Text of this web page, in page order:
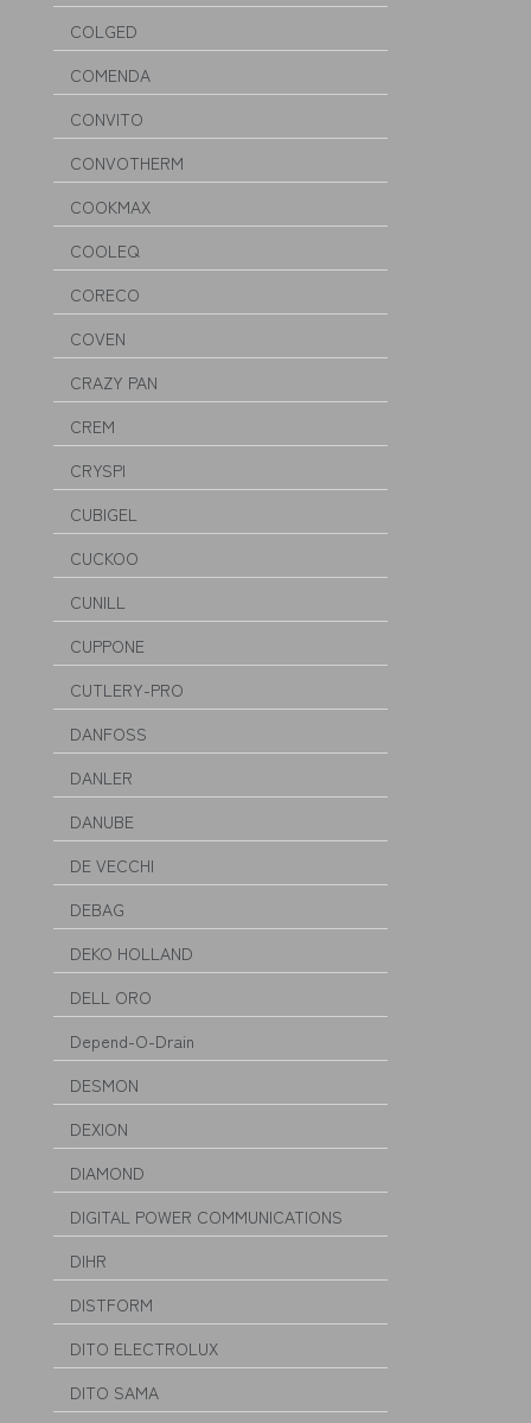
COLGED
COMENDA
CONVITO
CONVOTHERM
COOKMAX
COOLEQ
CORECO
COVEN
CRAZY PAN
CREM
CRYSPI
CUBIGEL
CUCKOO
CUNILL
CUPPONE
CUTLERY-PRO
DANFOSS
DANLER
DANUBE
DE VECCHI
DEBAG
DEKO HOLLAND
DELL ORO
Depend-O-Drain
DESMON
DEXION
DIAMOND
DIGITAL POWER COMMUNICATIONS
DIHR
DISTFORM
DITO ELECTROLUX
DITO SAMA